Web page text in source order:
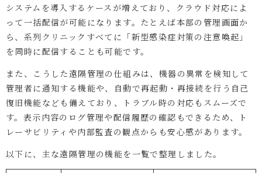
システムを導入するケースが増えており、クラウド対応によ
って一括配信が可能になります。たとえば本部の管理画面か
ら、系列クリニックすべてに「新型感染症対策の注意喚起」
を同時に配信することも可能です。
また、こうした遠隔管理の仕組みは、機器の異常を検知して
管理者に通知する機能や、自動で再起動・再接続を行う自己
復旧機能なども備えており、トラブル時の対応もスムーズで
す。表示内容のログ管理や配信履歴の確認もできるため、ト
レーサビリティや内部監査の観点からも安心感があります。
以下に、主な遠隔管理の機能を一覧で整理しました。